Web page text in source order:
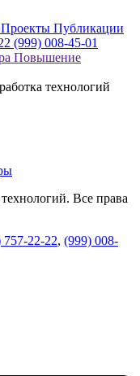
Проекты Публикации
(999) 008-45-01
Повышение
технологий
Все права
757-22-22, (999) 008-